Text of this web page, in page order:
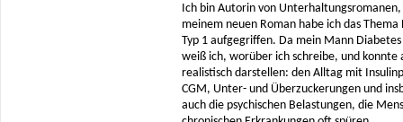
Ich bin Autorin von Unterhaltungsromanen,
meinem neuen Roman habe ich das Thema
Typ 1 aufgegriffen. Da mein Mann
weiß ich, worüber ich schreibe, und konnte
realistisch darstellen: den Alltag mit
CGM, Unter- und Überzuckerungen und
auch die psychischen Belastungen, die